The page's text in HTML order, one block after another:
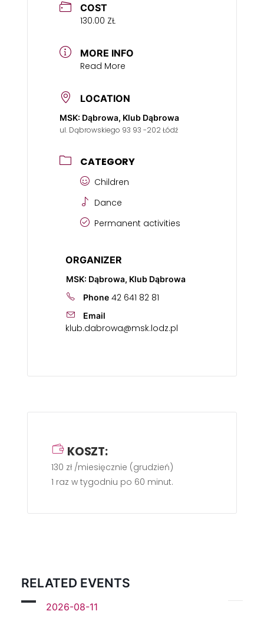
COST
130.00 ZŁ
MORE INFO
Read More
LOCATION
MSK: Dąbrowa, Klub Dąbrowa
ul. Dąbrowskiego 93 93 -202 Łódź
CATEGORY
Children
Dance
Permanent activities
ORGANIZER
MSK: Dąbrowa, Klub Dąbrowa
Phone 42 641 82 81
Email
klub.dabrowa@msk.lodz.pl
KOSZT:
130 zł /miesięcznie (grudzień)
1 raz w tygodniu po 60 minut.
RELATED EVENTS
2026-08-11